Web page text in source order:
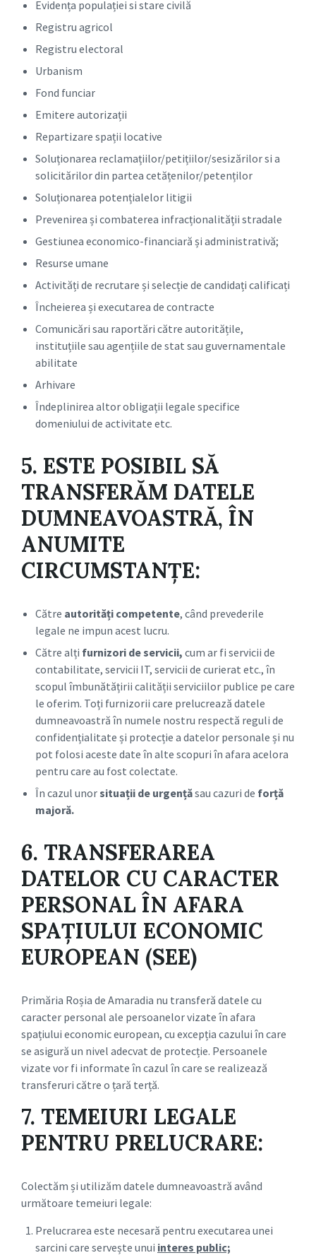
Evidența populației si stare civilă
Registru agricol
Registru electoral
Urbanism
Fond funciar
Emitere autorizații
Repartizare spații locative
Soluționarea reclamațiilor/petițiilor/sesizărilor si a
solicitărilor din partea cetățenilor/petenților
Soluționarea potențialelor litigii
Prevenirea și combaterea infracționalității stradale
Gestiunea economico-financiară și administrativă;
Resurse umane
Activități de recrutare și selecție de candidați calificați
Încheierea și executarea de contracte
Comunicări sau raportări către autoritățile,
instituțiile sau agențiile de stat sau guvernamentale
abilitate
Arhivare
Îndeplinirea altor obligații legale specifice
domeniului de activitate etc.
5. ESTE POSIBIL SĂ
TRANSFERĂM DATELE
DUMNEAVOASTRĂ, ÎN
ANUMITE
CIRCUMSTANȚE:
Către autorități competente, când prevederile
legale ne impun acest lucru.
Către alți furnizori de servicii, cum ar fi servicii de
contabilitate, servicii IT, servicii de curierat etc., în
scopul îmbunătățirii calității serviciilor publice pe care
le oferim. Toți furnizorii care prelucrează datele
dumneavoastră în numele nostru respectă reguli de
confidențialitate și protecție a datelor personale și nu
pot folosi aceste date în alte scopuri în afara acelora
pentru care au fost colectate.
În cazul unorsituații de urgențăsau cazuri de forță
majoră.
6. TRANSFERAREA
DATELOR CU CARACTER
PERSONAL ÎN AFARA
SPAȚIULUI ECONOMIC
EUROPEAN (SEE)
Primăria Roșia de Amaradia nu transferă datele cu
caracter personal ale persoanelor vizate în afara
spațiului economic european, cu excepția cazului în care
se asigură un nivel adecvat de protecție. Persoanele
vizate vor fi informate în cazul în care se realizează
transferuri către o țară terță.
7. TEMEIURI LEGALE
PENTRU PRELUCRARE:
Colectăm și utilizăm datele dumneavoastră având
următoare temeiuri legale:
Prelucrarea este necesară pentru executarea unei
sarcini care servește unui interes public;